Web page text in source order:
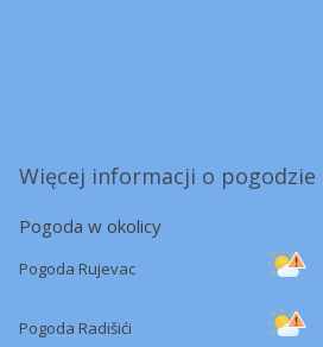
Więcej informacji o pogodzie
Pogoda w okolicy
Pogoda Rujevac
Pogoda Radišići